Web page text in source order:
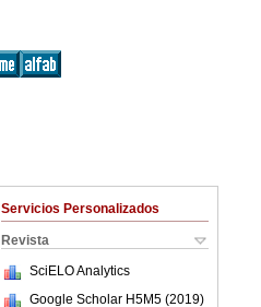
Servicios Personalizados
Revista
SciELO Analytics
Google Scholar H5M5 (2019)